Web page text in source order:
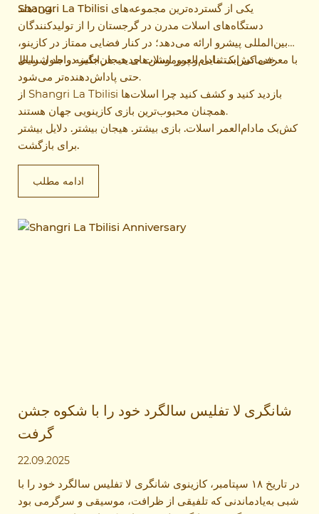
می‌دهند.
Shangri La Tbilisi
دستگاه‌های اسلات مدرن در گرجستان را از تولیدکنندگان
بین‌المللی پیشرو ارائه می‌دهد؛ در کنار فضایی ممتاز در کازینو،
خدماتی استثنایی و پروموشن‌های هیجان‌انگیز در طول سال.
با معرفی کش‌بک مادام‌العمر اسلات جدید، هر جلسه واجد شرایط
حتی پاداش‌دهنده‌تر می‌شود.
از Shangri La Tbilisi بازدید کنید و کشف کنید چرا اسلات‌ها
همچنان محبوب‌ترین بازی کازینویی جهان هستند.
کش‌بک مادام‌العمر اسلات. بازی بیشتر. هیجان بیشتر. دلایل بیشتر
برای بازگشت.
ادامه مطلب
شانگری لا تفلیس سالگرد خود را با شکوه جشن
گرفت
22.09.2025
در تاریخ ۱۸ سپتامبر، کازینوی شانگری لا تفلیس سالگرد خود را با
شبی به‌یادماندنی که تلفیقی از ظرافت، موسیقی و سرگرمی بود